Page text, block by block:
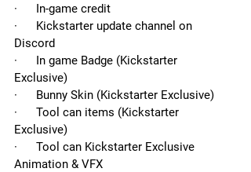
·      In-game credit
·      Kickstarter update channel on
Discord
·      In game Badge (Kickstarter
Exclusive)
·      Bunny Skin (Kickstarter Exclusive)
·      Tool can items (Kickstarter
Exclusive)
·      Tool can Kickstarter Exclusive
Animation & VFX